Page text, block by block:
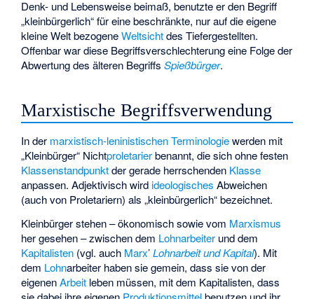
Denk- und Lebensweise beimaß, benutzte er den Begriff
„kleinbürgerlich“ für eine beschränkte, nur auf die eigene
kleine Welt bezogeneWeltsichtdes Tiefergestellten.
Offenbar war diese Begriffsverschlechterung eine Folge der
Abwertung des älteren BegriffsSpießbürger.
Marxistische Begriffsverwendung
In der marxistisch-leninistischen Terminologiewerden mit
„Kleinbürger“ Nichtproletarierbenannt, die sich ohne festen
Klassenstandpunktder gerade herrschenden Klasse
anpassen. Adjektivisch wird ideologisches Abweichen
(auch von Proletariern) als „kleinbürgerlich“ bezeichnet.
Kleinbürger stehen – ökonomisch sowie vom Marxismus
her gesehen – zwischen dem Lohnarbeiter und dem
Kapitalisten (vgl. auch Marx’Lohnarbeit und Kapital). Mit
dem Lohnarbeiter haben sie gemein, dass sie von der
eigenenArbeit leben müssen, mit dem Kapitalisten, dass